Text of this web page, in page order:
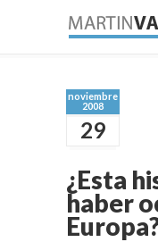
noviembre
2008
29
¿Esta
haber